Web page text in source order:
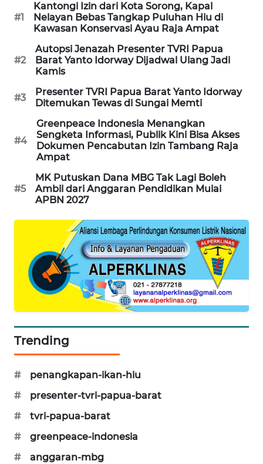
#1
Kantongi Izin dari Kota Sorong, Kapal
Nelayan Bebas Tangkap Puluhan Hiu di
Kawasan Konservasi Ayau Raja Ampat
#2
Autopsi Jenazah Presenter TVRI Papua
Barat Yanto Idorway Dijadwal Ulang Jadi
Kamis
#3
Presenter TVRI Papua Barat Yanto Idorway
Ditemukan Tewas di Sungai Memti
#4
Greenpeace Indonesia Menangkan
Sengketa Informasi, Publik Kini Bisa Akses
Dokumen Pencabutan Izin Tambang Raja
Ampat
#5
MK Putuskan Dana MBG Tak Lagi Boleh
Ambil dari Anggaran Pendidikan Mulai
APBN 2027
Trending
#
penangkapan-ikan-hiu
#
presenter-tvri-papua-barat
#
tvri-papua-barat
#
greenpeace-indonesia
#
anggaran-mbg
NEWS
JURNAL
MARITIM
HUMBANG
NEWS
GARONGGANG
NEWS
FISUELRI
ID
CILEUNGSI
NEWS
NEWS
BERAMPU
NEWS
NEWS
AKHLAK